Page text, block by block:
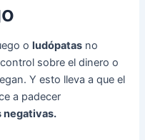
oludópatas no
sobre el dinero o
Y esto lleva a que el
a padecer
negativas.